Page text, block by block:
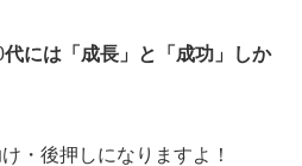
代には「成長」と「成功」しか
・後押しになりますよ！